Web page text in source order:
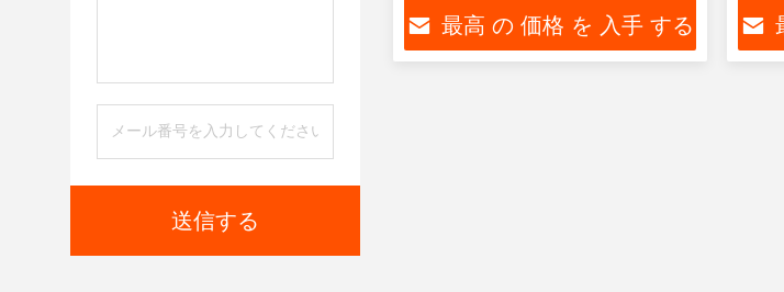
送信する
最高 の 価格 を 入手 する